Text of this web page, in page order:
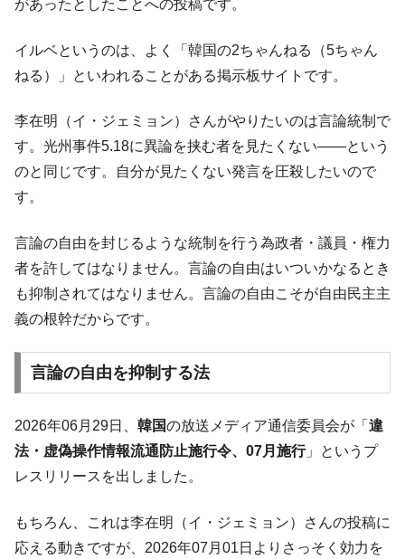
『Money1』
韓国半導体『SKハイニックス』2026年2Qの
『Money1』
韓国･加徳島新国際空港「またも暗礁」の危
機 ⇒ 10.7兆では損が出るからできない。
『Money1』
【速報】韓国株式市場の暴落・本日07月29
日(水)もサイドカー・サーキットブレイカーの二段コンボ
『Money1』
IT産業は人を雇用する効果は低い。全産業の
半分未満しか雇用を生まない
Fact1
日本の誇る海洋資源調査船『白嶺』は先進技術の
塊！
Fact1 今話題の「楽天ライオンズ」とは？
Fact1 奇跡の毛色「白毛馬」とは？
Fact1
全て勝つといくら？ 競馬GI競走で勝利騎手がもら
える賞金とは？
Fact1
発表から2日で大崩壊、鳴かず飛ばずに終わりそう
なスーパーリーグとは？
があったとしたことへの投稿です。
イルベというのは、よく「韓国の2ちゃんねる（5ちゃん
ねる）」といわれることがある掲示板サイトです。
李在明（イ・ジェミョン）さんがやりたいのは言論統制で
す。光州事件5.18に異論を挟む者を見たくない――という
のと同じです。自分が見たくない発言を圧殺したいので
す。
言論の自由を封じるような統制を行う為政者・議員・権力
者を許してはなりません。言論の自由はいついかなるとき
も抑制されてはなりません。言論の自由こそが自由民主主
義の根幹だからです。
言論の自由を抑制する法
2026年06月29日、 韓国の放送メディア通信委員会が「 違
法・虚偽操作情報流通防止施行令、07月施行」というプ
レスリリースを出しました。
もちろん、これは李在明（イ・ジェミョン）さんの投稿に
応える動きですが、2026年07月01日よりさっそく効力を